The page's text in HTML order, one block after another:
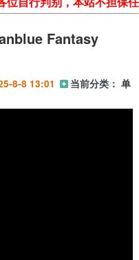
Fantasy
8-8 13:01 当前分类： 单